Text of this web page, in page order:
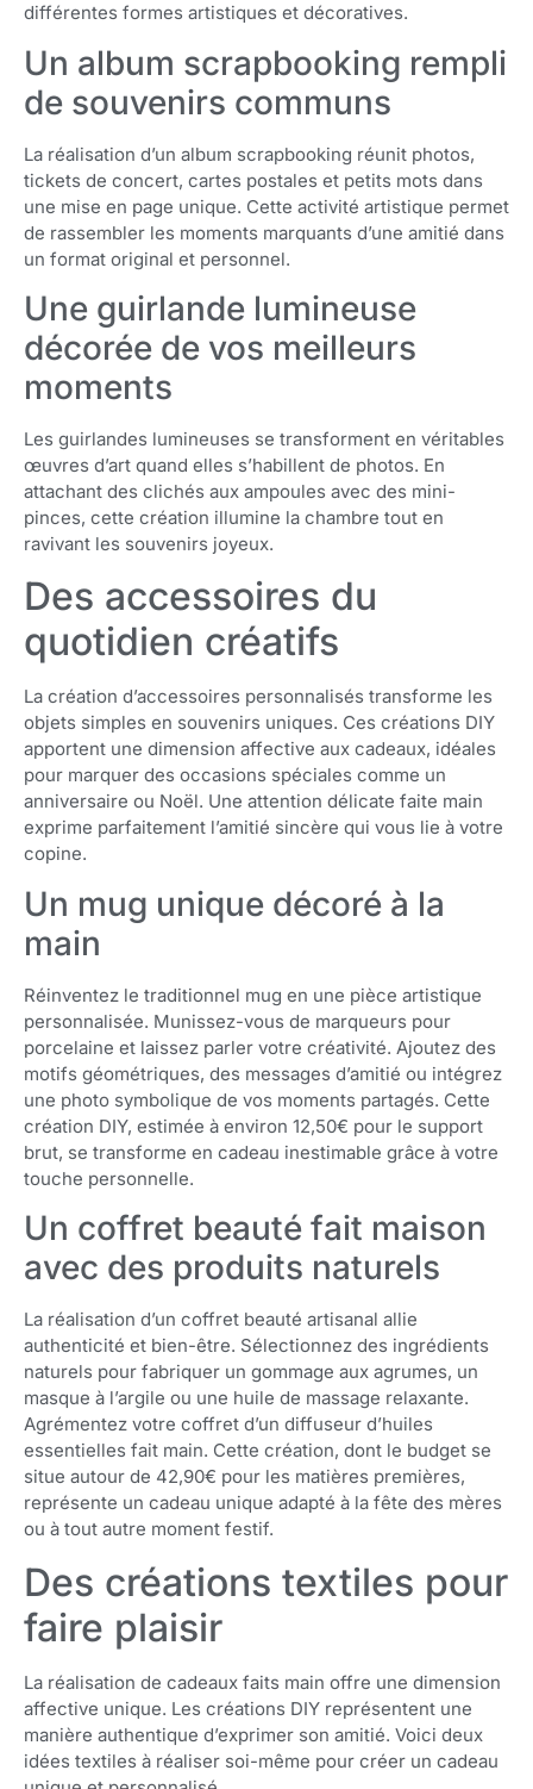
différentes formes artistiques et décoratives.
Un album scrapbooking rempli
de souvenirs communs
La réalisation d’un album scrapbooking réunit photos,
tickets de concert, cartes postales et petits mots dans
une mise en page unique. Cette activité artistique permet
de rassembler les moments marquants d’une amitié dans
un format original et personnel.
Une guirlande lumineuse
décorée de vos meilleurs
moments
Les guirlandes lumineuses se transforment en véritables
œuvres d’art quand elles s’habillent de photos. En
attachant des clichés aux ampoules avec des mini-
pinces, cette création illumine la chambre tout en
ravivant les souvenirs joyeux.
Des accessoires du
quotidien créatifs
La création d’accessoires personnalisés transforme les
objets simples en souvenirs uniques. Ces créations DIY
apportent une dimension affective aux cadeaux, idéales
pour marquer des occasions spéciales comme un
anniversaire ou Noël. Une attention délicate faite main
exprime parfaitement l’amitié sincère qui vous lie à votre
copine.
Un mug unique décoré à la
main
Réinventez le traditionnel mug en une pièce artistique
personnalisée. Munissez-vous de marqueurs pour
porcelaine et laissez parler votre créativité. Ajoutez des
motifs géométriques, des messages d’amitié ou intégrez
une photo symbolique de vos moments partagés. Cette
création DIY, estimée à environ 12,50€ pour le support
brut, se transforme en cadeau inestimable grâce à votre
touche personnelle.
Un coffret beauté fait maison
avec des produits naturels
La réalisation d’un coffret beauté artisanal allie
authenticité et bien-être. Sélectionnez des ingrédients
naturels pour fabriquer un gommage aux agrumes, un
masque à l’argile ou une huile de massage relaxante.
Agrémentez votre coffret d’un diffuseur d’huiles
essentielles fait main. Cette création, dont le budget se
situe autour de 42,90€ pour les matières premières,
représente un cadeau unique adapté à la fête des mères
ou à tout autre moment festif.
Des créations textiles pour
faire plaisir
La réalisation de cadeaux faits main offre une dimension
affective unique. Les créations DIY représentent une
manière authentique d’exprimer son amitié. Voici deux
idées textiles à réaliser soi-même pour créer un cadeau